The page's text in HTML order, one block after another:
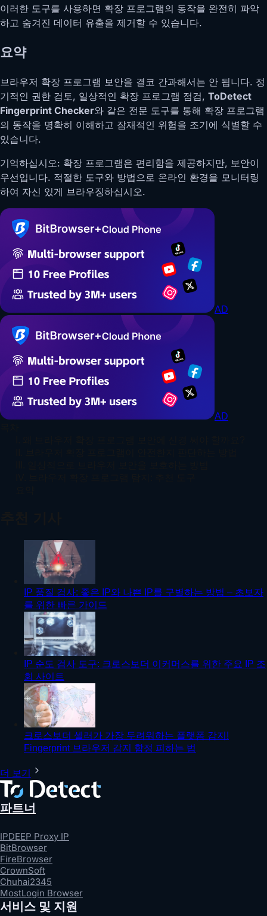
이러한 도구를 사용하면 확장 프로그램의 동작을 완전히 파악
하고 숨겨진 데이터 유출을 제거할 수 있습니다.
요약
브라우저 확장 프로그램 보안을 결코 간과해서는 안 됩니다. 정
기적인 권한 검토, 일상적인 확장 프로그램 점검, ToDetect
Fingerprint Checker와 같은 전문 도구를 통해 확장 프로그램
의 동작을 명확히 이해하고 잠재적인 위험을 조기에 식별할 수
있습니다.
기억하십시오: 확장 프로그램은 편리함을 제공하지만, 보안이
우선입니다. 적절한 도구와 방법으로 온라인 환경을 모니터링
하여 자신 있게 브라우징하십시오.
AD
AD
IP 품질 검사: 좋은 IP와 나쁜 IP를 구별하는 방법 – 초보자
를 위한 빠른 가이드
IP 순도 검사 도구: 크로스보더 이커머스를 위한 주요 IP 조
회 사이트
크로스보더 셀러가 가장 두려워하는 플랫폼 감지!
Fingerprint 브라우저 감지 함정 피하는 법
더 보기
파트너
IPDEEP Proxy IP
BitBrowser
FireBrowser
CrownSoft
Chuhai2345
MostLogin Browser
서비스 및 지원